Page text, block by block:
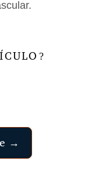
?
→